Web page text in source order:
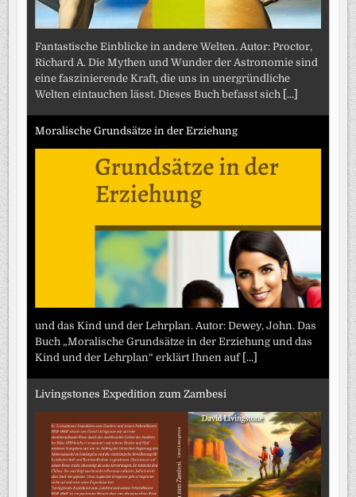
Fantastische Einblicke in andere Welten. Autor: Proctor,
Richard A. Die Mythen und Wunder der Astronomie sind
eine faszinierende Kraft, die uns in unergründliche
Welten eintauchen lässt. Dieses Buch befasst sich [...]
Moralische Grundsätze in der Erziehung
und das Kind und der Lehrplan. Autor: Dewey, John. Das
Buch „Moralische Grundsätze in der Erziehung und das
Kind und der Lehrplan“ erklärt Ihnen auf [...]
Livingstones Expedition zum Zambesi